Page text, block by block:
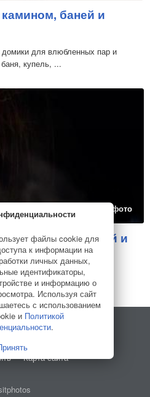
баней и
для влюбленных пар и
купель, ...
40 фото
двоих с баней и
Коттедж
рыбалка, бассейн, баня,
использования сайта
Карта сайта
файлы cookie для
к информации на
личных данных,
идентификаторы,
и информацию о
Используя сайт
с использованием
и Политикой
.